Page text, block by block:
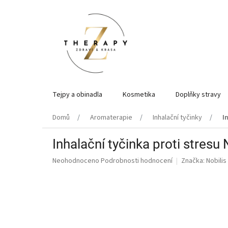
Tejpy a obinadla Kosmetika Doplňky stravy
Domů Aromaterapie Inhalační tyčinky
Inhalační tyčinka proti stresu
Průměrné
Neohodnoceno Podrobnosti hodnocení Značka: